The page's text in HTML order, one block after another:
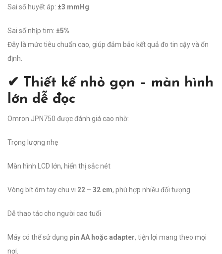
Sai số huyết áp: ±3 mmHg
Sai số nhịp tim: ±5%
Đây là mức tiêu chuẩn cao, giúp đảm bảo kết quả đo tin cậy và ổn
định.
✔ Thiết kế nhỏ gọn – màn hình
lớn dễ đọc
Omron JPN750 được đánh giá cao nhờ:
Trọng lượng nhẹ
Màn hình LCD lớn, hiển thị sắc nét
Vòng bít ôm tay chu vi 22 – 32 cm, phù hợp nhiều đối tượng
Dễ thao tác cho người cao tuổi
Máy có thể sử dụng pin AA hoặc adapter, tiện lợi mang theo mọi
nơi.